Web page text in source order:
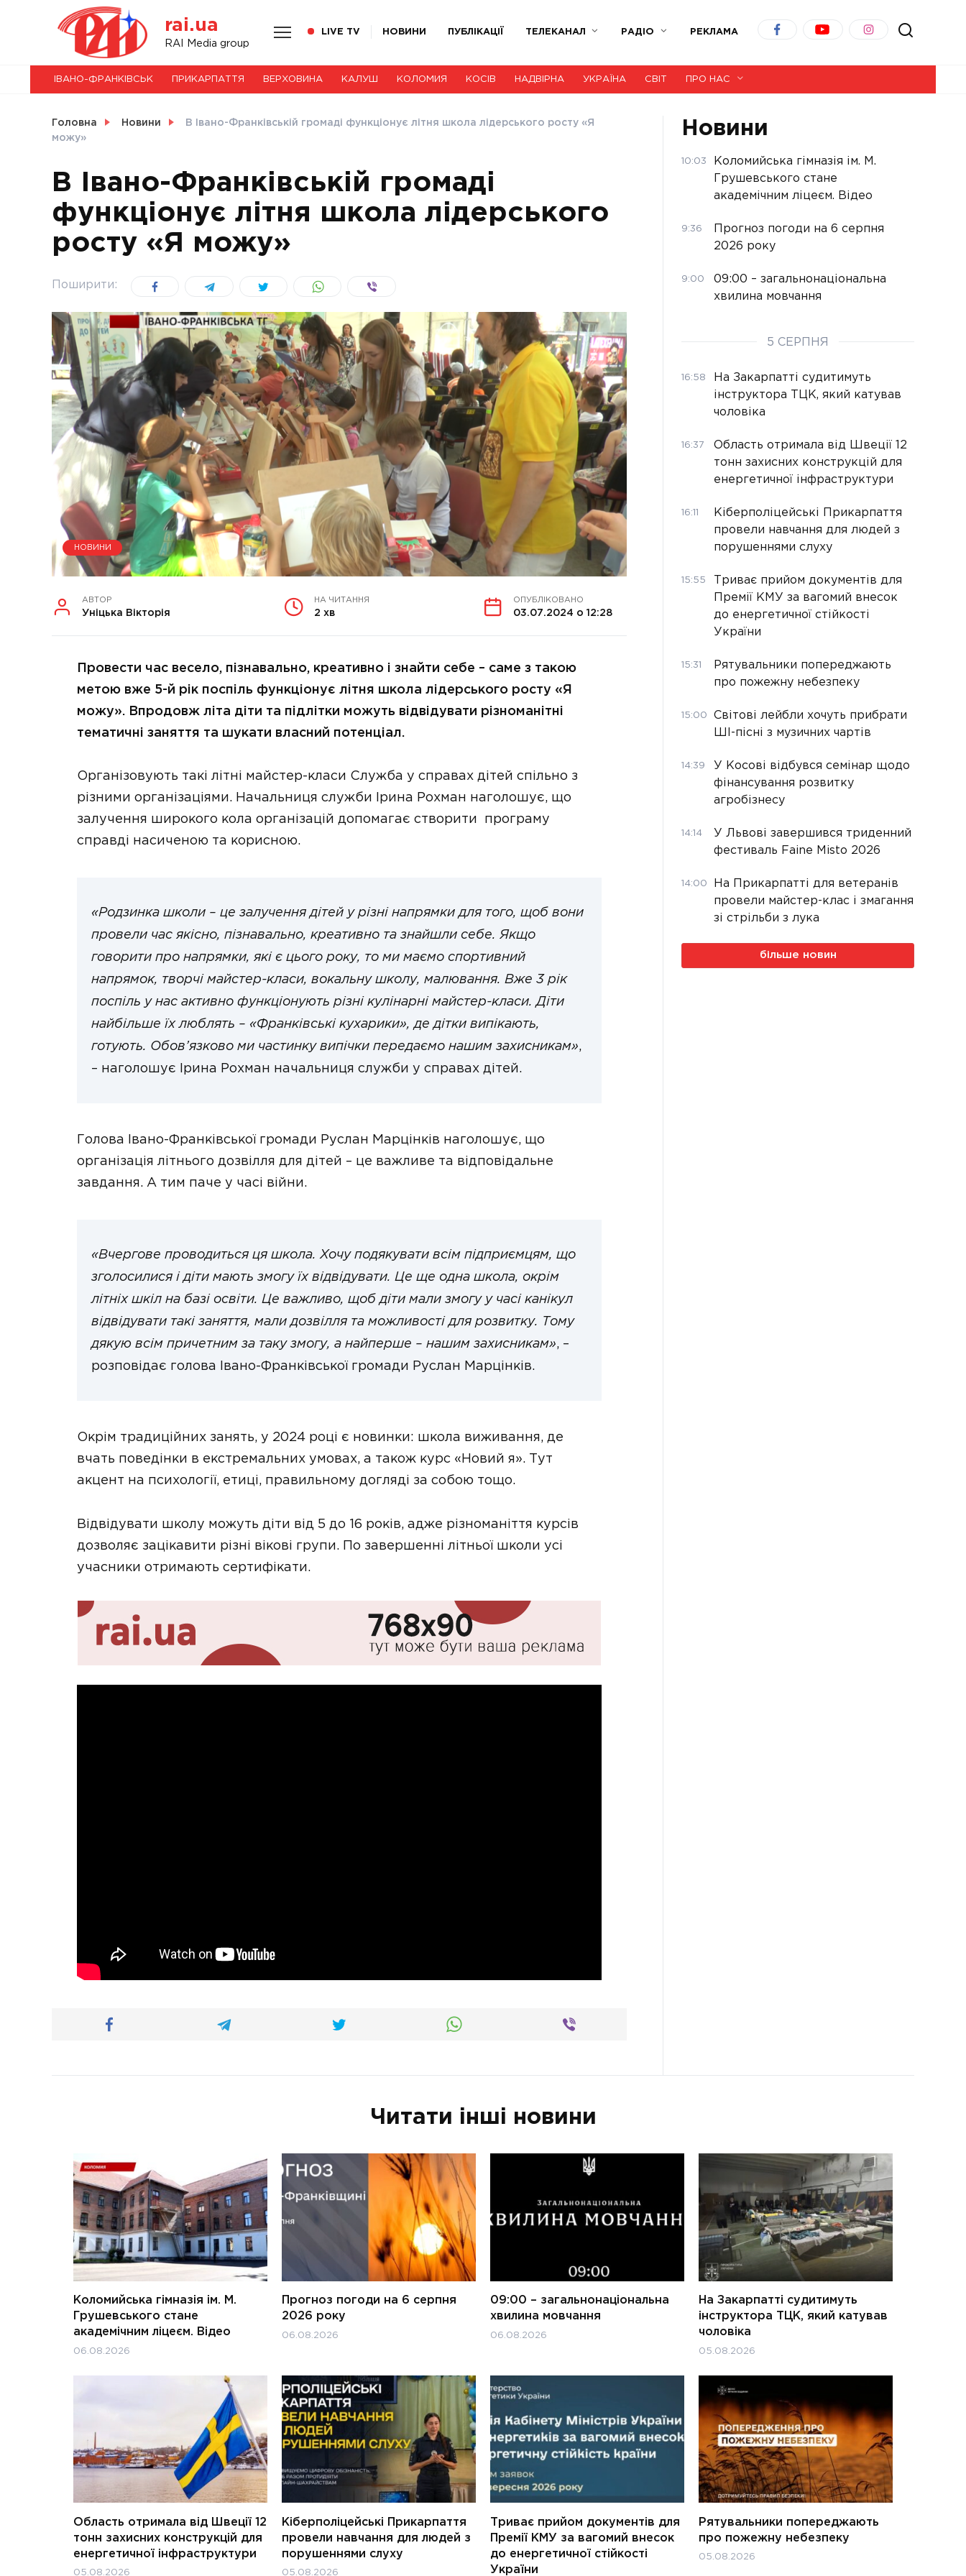
rai.ua
RAI Media group
LIVE TV НОВИНИ ПУБЛІКАЦІЇ ТЕЛЕКАНАЛ РАДІО РЕКЛАМА
НОВИНИ
СВІТ
УКРАЇНА
ІВАНО-ФРАНКІВСЬК ПРИКАРПАТТЯ ВЕРХОВИНА КАЛУШ КОЛОМИЯ КОСІВ НАДВІРНА УКРАЇНА СВІТ ПРО НАС
Головна Новини
В Івано-Франківській громаді функціонує літня школа лідерського росту «Я
можу»
В Івано-Франківській громаді
функціонує літня школа лідерського
росту «Я можу»
Поширити:
НОВИНИ
АВТОР
Уніцька Вікторія
НА ЧИТАННЯ
2 хв
ОПУБЛІКОВАНО
03.07.2024 о 12:28
Провести час весело, пізнавально, креативно і знайти себе – саме з такою
метою вже 5-й рік поспіль функціонує літня школа лідерського росту «Я
можу». Впродовж літа діти та підлітки можуть відвідувати різноманітні
тематичні заняття та шукати власний потенціал.
Організовують такі літні майстер-класи Служба у справах дітей спільно з
різними організаціями. Начальниця служби Ірина Рохман наголошує, що
залучення широкого кола організацій допомагає створити програму
справді насиченою та корисною.
«Родзинка школи – це залучення дітей у різні напрямки для того, щоб вони
провели час якісно, пізнавально, креативно та знайшли себе. Якщо
говорити про напрямки, які є цього року, то ми маємо спортивний
напрямок, творчі майстер-класи, вокальну школу, малювання. Вже 3 рік
поспіль у нас активно функціонують різні кулінарні майстер-класи. Діти
найбільше їх люблять – «Франківські кухарики», де дітки випікають,
готують. Обов’язково ми частинку випічки передаємо нашим захисникам»,
– наголошує Ірина Рохман начальниця служби у справах дітей.
Голова Івано-Франківської громади Руслан Марцінків наголошує, що
організація літнього дозвілля для дітей – це важливе та відповідальне
завдання. А тим паче у часі війни.
«Вчергове проводиться ця школа. Хочу подякувати всім підприємцям, що
зголосилися і діти мають змогу їх відвідувати. Це ще одна школа, окрім
літніх шкіл на базі освіти. Це важливо, щоб діти мали змогу у часі канікул
відвідувати такі заняття, мали дозвілля та можливості для розвитку. Тому
дякую всім причетним за таку змогу, а найперше – нашим захисникам», –
розповідає голова Івано-Франківської громади Руслан Марцінків.
Окрім традиційних занять, у 2024 році є новинки: школа виживання, де
вчать поведінки в екстремальних умовах, а також курс «Новий я». Тут
акцент на психології, етиці, правильному догляді за собою тощо.
Відвідувати школу можуть діти від 5 до 16 років, адже різноманіття курсів
дозволяє зацікавити різні вікові групи. По завершенні літньої школи усі
учасники отримають сертифікати.
Новини
10:03
Коломийська гімназія ім. М.
Грушевського стане
академічним ліцеєм. Відео
9:36
Прогноз погоди на 6 серпня
2026 року
9:00
09:00 – загальнонаціональна
хвилина мовчання
5 СЕРПНЯ
16:58
На Закарпатті судитимуть
інструктора ТЦК, який катував
чоловіка
16:37
Область отримала від Швеції 12
тонн захисних конструкцій для
енергетичної інфраструктури
16:11
Кіберполіцейські Прикарпаття
провели навчання для людей з
порушеннями слуху
15:55
Триває прийом документів для
Премії КМУ за вагомий внесок
до енергетичної стійкості
України
15:31
Рятувальники попереджають
про пожежну небезпеку
15:00
Світові лейбли хочуть прибрати
ШІ-пісні з музичних чартів
14:39
У Косові відбувся семінар щодо
фінансування розвитку
агробізнесу
14:14
У Львові завершився триденний
фестиваль Faine Misto 2026
14:00
На Прикарпатті для ветеранів
провели майстер-клас і змагання
зі стрільби з лука
більше новин
Читати інші новини
Коломийська гімназія ім. М.
Грушевського стане
академічним ліцеєм. Відео
06.08.2026
Прогноз погоди на 6 серпня
2026 року
06.08.2026
09:00 – загальнонаціональна
хвилина мовчання
06.08.2026
На Закарпатті судитимуть
інструктора ТЦК, який катував
чоловіка
05.08.2026
Область отримала від Швеції 12
тонн захисних конструкцій для
енергетичної інфраструктури
05.08.2026
Кіберполіцейські Прикарпаття
провели навчання для людей з
порушеннями слуху
05.08.2026
Триває прийом документів для
Премії КМУ за вагомий внесок
до енергетичної стійкості
України
Рятувальники попереджають
про пожежну небезпеку
05.08.2026